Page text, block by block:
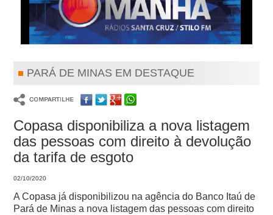
PARÁ DE MINAS EM DESTAQUE
Copasa disponibiliza a nova listagem
das pessoas com direito à devolução
da tarifa de esgoto
02/10/2020
A Copasa já disponibilizou na agência do Banco Itaú de
Pará de Minas a nova listagem das pessoas com direito